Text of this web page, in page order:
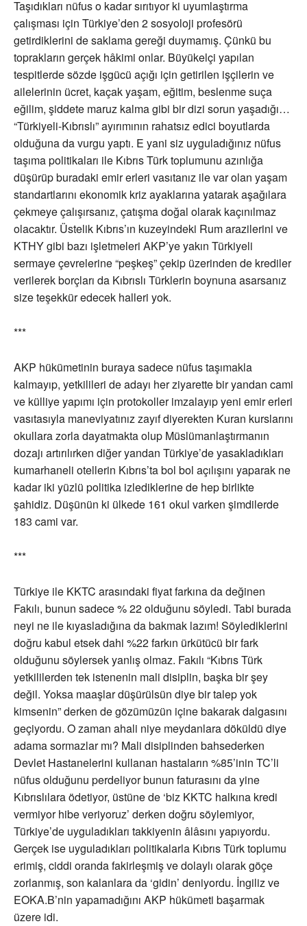
Taşıdıkları nüfus o kadar sırıtıyor ki uyumlaştırma
çalışması için Türkiye’den 2 sosyoloji profesörü
getirdiklerini de saklama gereği duymamış. Çünkü bu
toprakların gerçek hâkimi onlar. Büyükelçi yapılan
tespitlerde sözde işgücü açığı için getirilen işçilerin ve
ailelerinin ücret, kaçak yaşam, eğitim, beslenme suça
eğilim, şiddete maruz kalma gibi bir dizi sorun yaşadığı…
“Türkiyeli-Kıbrıslı” ayırımının rahatsız edici boyutlarda
olduğuna da vurgu yaptı. E yani siz uyguladığınız nüfus
taşıma politikaları ile Kıbrıs Türk toplumunu azınlığa
düşürüp buradaki emir erleri vasıtanız ile var olan yaşam
standartlarını ekonomik kriz ayaklarına yatarak aşağılara
çekmeye çalışırsanız, çatışma doğal olarak kaçınılmaz
olacaktır. Üstelik Kıbrıs’ın kuzeyindeki Rum arazilerini ve
KTHY gibi bazı işletmeleri AKP’ye yakın Türkiyeli
sermaye çevrelerine “peşkeş” çekip üzerinden de krediler
verilerek borçları da Kıbrıslı Türklerin boynuna asarsanız
size teşekkür edecek halleri yok.
***
AKP hükümetinin buraya sadece nüfus taşımakla
kalmayıp, yetkilileri de adayı her ziyarette bir yandan cami
ve külliye yapımı için protokoller imzalayıp yeni emir erleri
vasıtasıyla maneviyatınız zayıf diyerekten Kuran kurslarını
okullara zorla dayatmakta olup Müslümanlaştırmanın
dozajı artırılırken diğer yandan Türkiye’de yasakladıkları
kumarhaneli otellerin Kıbrıs’ta bol bol açılışını yaparak ne
kadar iki yüzlü politika izlediklerine de hep birlikte
şahidiz. Düşünün ki ülkede 161 okul varken şimdilerde
183 cami var.
***
Türkiye ile KKTC arasındaki fiyat farkına da değinen
Fakılı, bunun sadece % 22 olduğunu söyledi. Tabi burada
neyi ne ile kıyasladığına da bakmak lazım! Söylediklerini
doğru kabul etsek dahi %22 farkın ürkütücü bir fark
olduğunu söylersek yanlış olmaz. Fakılı “Kıbrıs Türk
yetkililerden tek istenenin mali disiplin, başka bir şey
değil. Yoksa maaşlar düşürülsün diye bir talep yok
kimsenin” derken de gözümüzün içine bakarak dalgasını
geçiyordu. O zaman ahali niye meydanlara döküldü diye
adama sormazlar mı? Mali disiplinden bahsederken
Devlet Hastanelerini kullanan hastaların %85’inin TC’li
nüfus olduğunu perdeliyor bunun faturasını da yine
Kıbrıslılara ödetiyor, üstüne de ‘biz KKTC halkına kredi
vermiyor hibe veriyoruz’ derken doğru söylemiyor,
Türkiye’de uyguladıkları takkiyenin âlâsını yapıyordu.
Gerçek ise uyguladıkları politikalarla Kıbrıs Türk toplumu
erimiş, ciddi oranda fakirleşmiş ve dolaylı olarak göçe
zorlanmış, son kalanlara da ‘gidin’ deniyordu. İngiliz ve
EOKA.B’nin yapamadığını AKP hükümeti başarmak
üzere idi.